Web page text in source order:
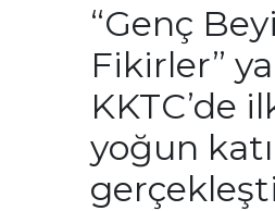
“Genç
Fikirler”
KKTC’de
yoğun